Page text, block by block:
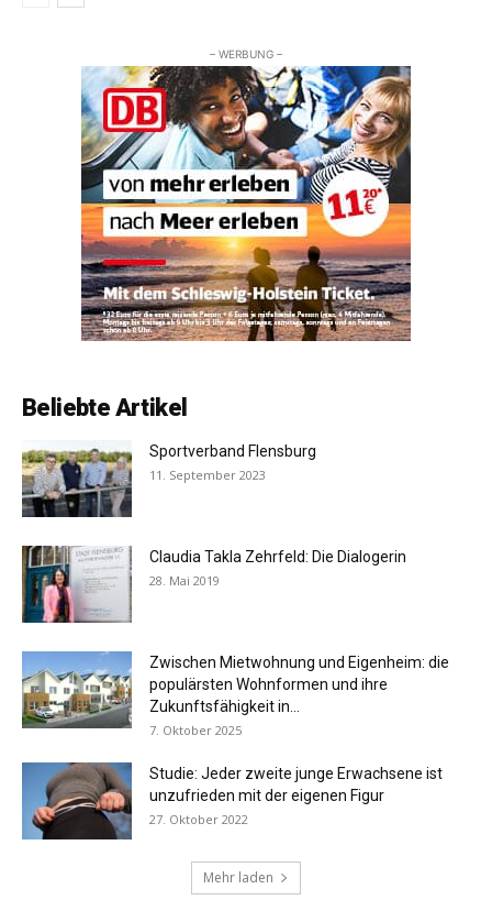
– WERBUNG –
Beliebte Artikel
Sportverband Flensburg
11. September 2023
Claudia Takla Zehrfeld: Die Dialogerin
28. Mai 2019
Zwischen Mietwohnung und Eigenheim: die
populärsten Wohnformen und ihre
Zukunftsfähigkeit in...
7. Oktober 2025
Studie: Jeder zweite junge Erwachsene ist
unzufrieden mit der eigenen Figur
27. Oktober 2022
Mehr laden